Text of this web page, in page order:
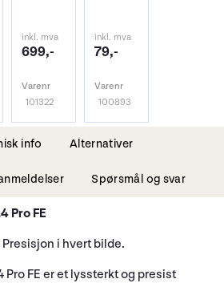
inkl. mva
699,-
Varenr
101322
inkl. mva
79,-
Varenr
100893
info Alternativer
Spørsmål og svar
Pro FE
i hvert bilde.
Pro FE er et lyssterkt og presist